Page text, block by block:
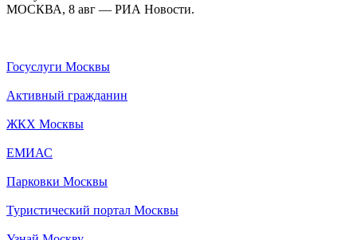
МОСКВА, 8 авг — РИА Новости.
Госуслуги Москвы
Активный гражданин
ЖКХ Москвы
ЕМИАС
Парковки Москвы
Туристический портал Москвы